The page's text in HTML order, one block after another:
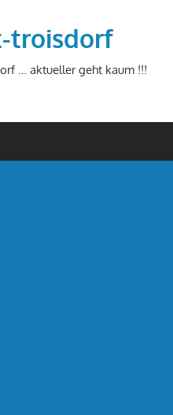
troisdorf
… aktueller geht kaum !!!